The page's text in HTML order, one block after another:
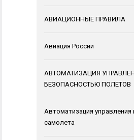
АВИАЦИОННЫЕ ПРАВИЛА
Авиация России
АВТОМАТИЗАЦИЯ
БЕЗОПАСНОСТЬЮ ПОЛЕТОВ
Автоматизация управления
самолета